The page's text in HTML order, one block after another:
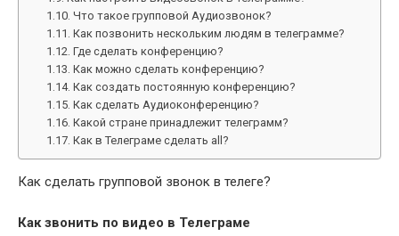
Что такое групповой Аудиозвонок?
Как позвонить нескольким людям в телеграмме?
Где сделать конференцию?
Как можно сделать конференцию?
Как создать постоянную конференцию?
Как сделать Аудиоконференцию?
Какой стране принадлежит телеграмм?
Как в Телеграме сделать all?
Как сделать групповой звонок в телеге?
Какзвонить по видео в Телеграме